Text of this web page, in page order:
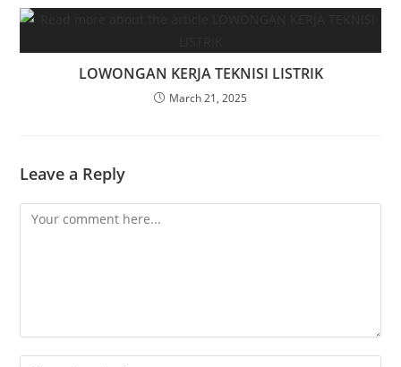
LOWONGAN KERJA TEKNISI LISTRIK
March 21, 2025
Leave a Reply
Comment